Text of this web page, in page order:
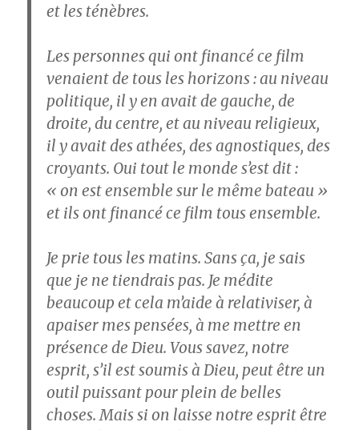
et les ténèbres.
Les personnes qui ont financé ce film
venaient de tous les horizons : au niveau
politique, il y en avait de gauche, de
droite, du centre, et au niveau religieux,
il y avait des athées, des agnostiques, des
croyants. Oui tout le monde s’est dit :
« on est ensemble sur le même bateau »
et ils ont financé ce film tous ensemble.
Je prie tous les matins. Sans ça, je sais
que je ne tiendrais pas. Je médite
beaucoup et cela m’aide à relativiser, à
apaiser mes pensées, à me mettre en
présence de Dieu. Vous savez, notre
esprit, s’il est soumis à Dieu, peut être un
outil puissant pour plein de belles
choses. Mais si on laisse notre esprit être